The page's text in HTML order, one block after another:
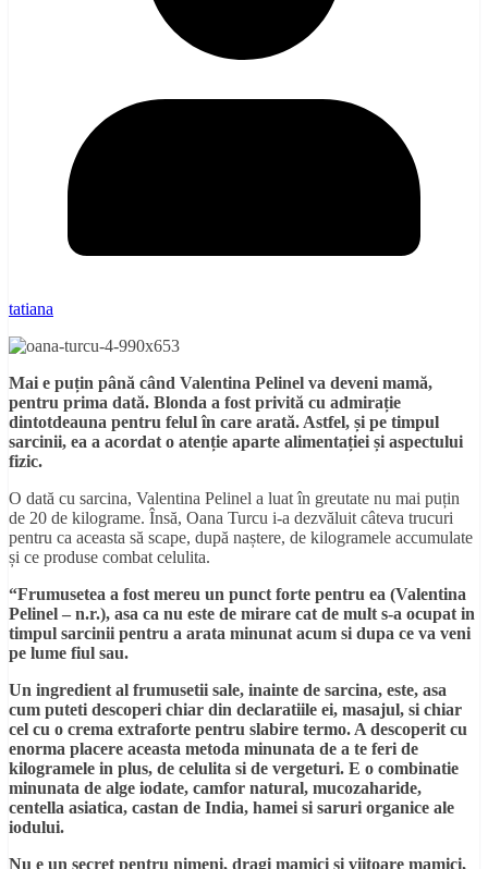
tatiana
Mai e puțin până când Valentina Pelinel va deveni mamă,
pentru prima dată. Blonda a fost privită cu admirație
dintotdeauna pentru felul în care arată. Astfel, și pe timpul
sarcinii, ea a acordat o atenție aparte alimentației și aspectului
fizic.
O dată cu sarcina, Valentina Pelinel a luat în greutate nu mai puțin
de 20 de kilograme. Însă, Oana Turcu i-a dezvăluit câteva trucuri
pentru ca aceasta să scape, după naștere, de kilogramele accumulate
și ce produse combat celulita.
“Frumusetea a fost mereu un punct forte pentru ea (Valentina
Pelinel – n.r.), asa ca nu este de mirare cat de mult s-a ocupat in
timpul sarcinii pentru a arata minunat acum si dupa ce va veni
pe lume fiul sau.
Un ingredient al frumusetii sale, inainte de sarcina, este, asa
cum puteti descoperi chiar din declaratiile ei, masajul, si chiar
cel cu o crema extraforte pentru slabire termo. A descoperit cu
enorma placere aceasta metoda minunata de a te feri de
kilogramele in plus, de celulita si de vergeturi. E o combinatie
minunata de alge iodate, camfor natural, mucozaharide,
centella asiatica, castan de India, hamei si saruri organice ale
iodului.
Nu e un secret pentru nimeni, dragi mamici si viitoare mamici,